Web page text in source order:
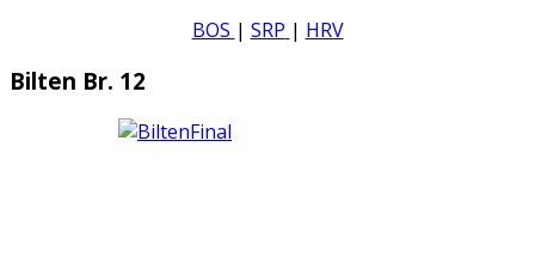
BOS | SRP | HRV
Bilten Br. 12